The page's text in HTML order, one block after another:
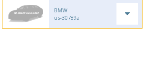
BMW
us-30789a